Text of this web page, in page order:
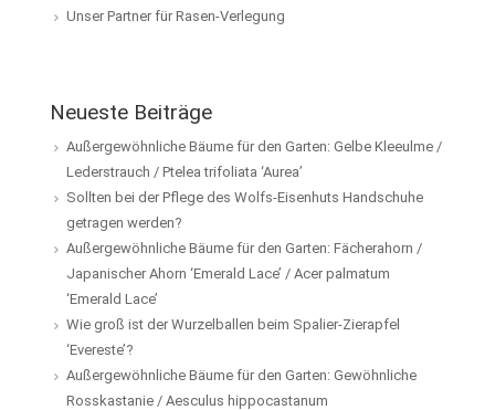
Unser Partner für Rasen-Verlegung
Neueste Beiträge
Außergewöhnliche Bäume für den Garten: Gelbe Kleeulme /
Lederstrauch / Ptelea trifoliata ‘Aurea’
Sollten bei der Pflege des Wolfs-Eisenhuts Handschuhe
getragen werden?
Außergewöhnliche Bäume für den Garten: Fächerahorn /
Japanischer Ahorn ‘Emerald Lace’ / Acer palmatum
‘Emerald Lace’
Wie groß ist der Wurzelballen beim Spalier-Zierapfel
‘Evereste’?
Außergewöhnliche Bäume für den Garten: Gewöhnliche
Rosskastanie / Aesculus hippocastanum